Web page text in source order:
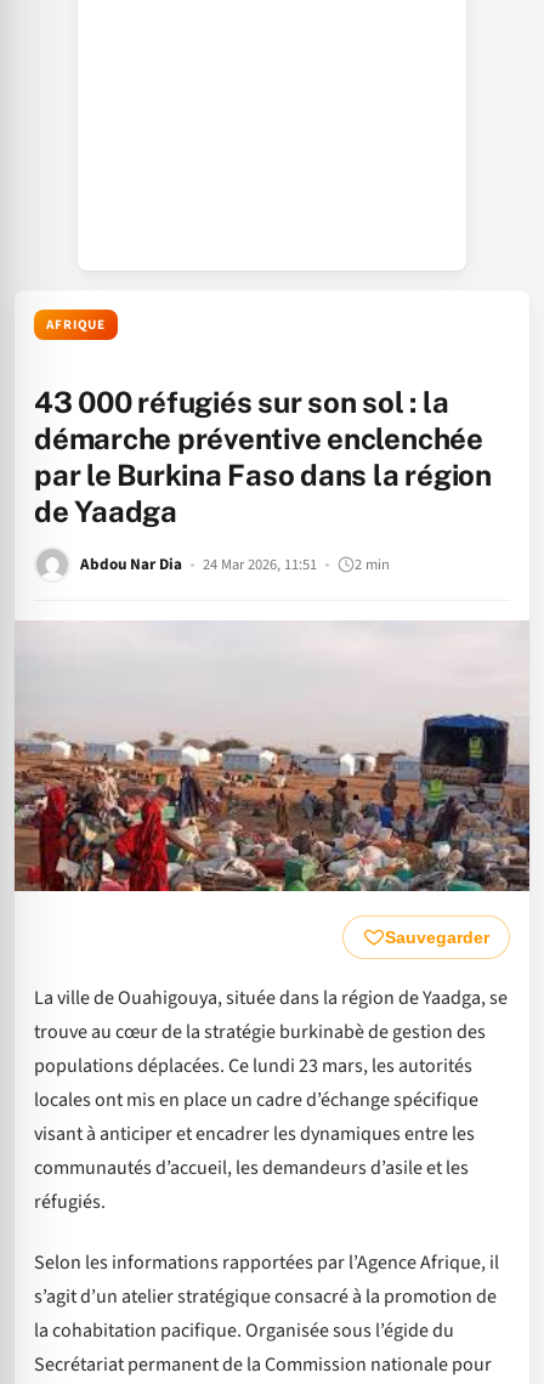
AFRIQUE
43 000 réfugiés sur son sol : la
démarche préventive enclenchée
par le Burkina Faso dans la région
de Yaadga
Abdou Nar Dia 24 Mar 2026, 11:51 2 min
Sauvegarder
La ville de Ouahigouya, située dans la région de Yaadga, se
trouve au cœur de la stratégie burkinabè de gestion des
populations déplacées. Ce lundi 23 mars, les autorités
locales ont mis en place un cadre d’échange spécifique
visant à anticiper et encadrer les dynamiques entre les
communautés d’accueil, les demandeurs d’asile et les
réfugiés.
Selon les informations rapportées par l’Agence Afrique, il
s’agit d’un atelier stratégique consacré à la promotion de
la cohabitation pacifique. Organisée sous l’égide du
Secrétariat permanent de la Commission nationale pour